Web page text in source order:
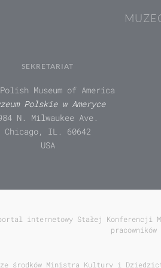
SEKRETARIAT
Museum of America
Polskie w Ameryce
N. Milwaukee Ave.
Chicago, IL. 60642
USA
internetowy Stałej Konferencji
ze środków Ministra Kultury i